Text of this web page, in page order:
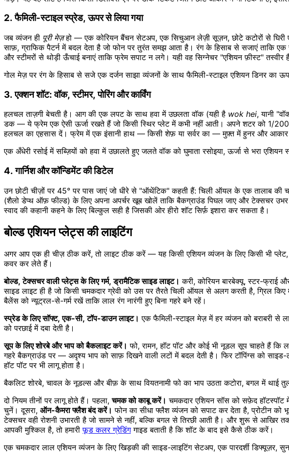
2. फैमिली-स्टाइल स्प्रेड, ऊपर से लिया गया
जब व्यंजन ही पूरी मेज़हो — एक कोरियन बैंचन सेटअप, एक सिचुआन लेज़ी सूज़न, छोटे कटोरों से घिरी
साफ़, ग्राफिक पैटर्न में बदल देता है जो फोन पर तुरंत समझ आता है। रंग के हिसाब से सजाएं ताकि
और स्टीमरों से थोड़ी ऊँचाई बनाएं ताकि फ्रेम सपाट न लगे। यही वह सिग्नेचर "एशियन फ़ीस्ट"
गोल मेज़ पर रंग के हिसाब से सजे एक दर्जन साझा व्यंजनों के साथ फैमिली-स्टाइल एशियन डिनर का
3. एक्शन शॉट: वॉक, स्टीमर, पोरिंग और कार्विंग
हलचल ताज़गी बेचती है। आग की एक लपट के साथ हवा में उछलता वॉक (यही है wok hei, यानी
डक — ये फ्रेम एक ऐसी ऊर्जा रखते हैं जो किसी स्थिर प्लेट में कभी नहीं आती। अपने शटर को 1/
हलचल का एहसास दें। फ्रेम में एक इंसानी हाथ — किसी शेफ़ या सर्वर का — मुफ़्त में हुनर और आकार
एक अँधेरी रसोई में सब्ज़ियों को हवा में उछालते हुए जलते वॉक को घुमाता रसोइया, ऊर्जा से भरा एशियन
4. गार्निश और कॉन्डिमेंट की डिटेल
उन छोटी चीज़ों पर 45° पर पास जाएं जो धीरे से "ऑथेंटिक" कहती हैं: चिली ऑयल के एक तालाब की
(शैलो डेप्थ ऑफ़ फील्ड) के लिए अपना अपर्चर खूब खोलें ताकि बैकग्राउंड पिघल जाए और टेक्सचर
स्वाद की कहानी कहने के लिए बिल्कुल सही है जिसकी ओर हीरो शॉट सिर्फ़ इशारा कर सकता है।
बोल्ड एशियन प्लेट्स की लाइटिंग
अगर आप एक ही चीज़ ठीक करें, तो लाइट ठीक करें — यह किसी एशियन व्यंजन के लिए किसी भी प्लेट,
कवर कर लेते हैं।
बोल्ड, टेक्सचर वाली प्लेट्स के लिए गर्म, ड्रामैटिक साइड लाइट। करी, कोरियन बारबेक्यू, स्टर-फ्राई
साइड लाइट ही है जो किसी चमकदार ग्रेवी को उस पर तैरते चिली ऑयल से अलग करती है, ग्रिल किए
बैलेंस को न्यूट्रल-से-गर्म रखें ताकि लाल रंग नारंगी हुए बिना गहरे बने रहें।
स्प्रेड के लिए सॉफ्ट, एक-सी, टॉप-डाउन लाइट। एक फैमिली-स्टाइल मेज़ में हर व्यंजन को बराबरी से
को परछाई में दबा देती है।
सूप के लिए शोरबे और भाप को बैकलाइट करें। फो, रामन, हॉट पॉट और कोई भी नूडल सूप चाहते हैं कि
गहरे बैकग्राउंड पर — अदृश्य भाप को साफ़ दिखने वाली लटों में बदल देती है। फिर टॉपिंग्स को
हॉट पॉट पर भी लागू होता है।
बैकलिट शोरबे, चावल के नूडल्स और बीफ़ के साथ वियतनामी फो का भाप उठता कटोरा, बगल में थाई
दो नियम तीनों पर लागू होते हैं। पहला,चमक को काबू करें। चमकदार एशियन सॉस को सफ़ेद
चुनें। दूसरा, ऑन-कैमरा फ्लैश बंद करें। फोन का सीधा फ्लैश व्यंजन को सपाट कर देता है, प्रोटीन को
टेक्सचर वही रोशनी उभारती है जो सामने से नहीं, बल्कि बगल से तिरछी आती है। और शुरू से आखिर
आपकी मुश्किल है, तो हमारीफूड कलर ग्रेडिंगगाइड बताती है कि शॉट के बाद इसे कैसे ठीक करें।
एक चमकदार लाल एशियन व्यंजन के लिए खिड़की की साइड-लाइटिंग सेटअप, एक पारदर्शी डिफ्यूज़र,